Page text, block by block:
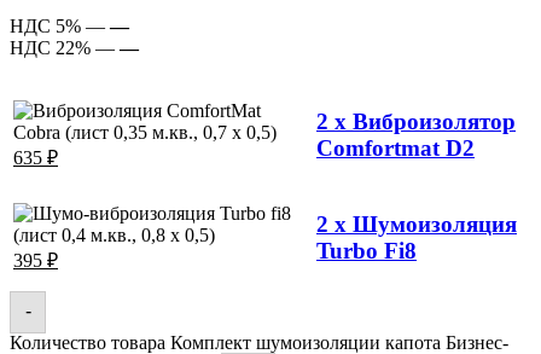
НДС 5% ——
НДС 22% ——
635 ₽
2 x Виброизолятор
Comfortmat D2
395 ₽
2 x Шумоизоляция
Turbo Fi8
-
Количество товара Комплект шумоизоляции капота Бизнес-